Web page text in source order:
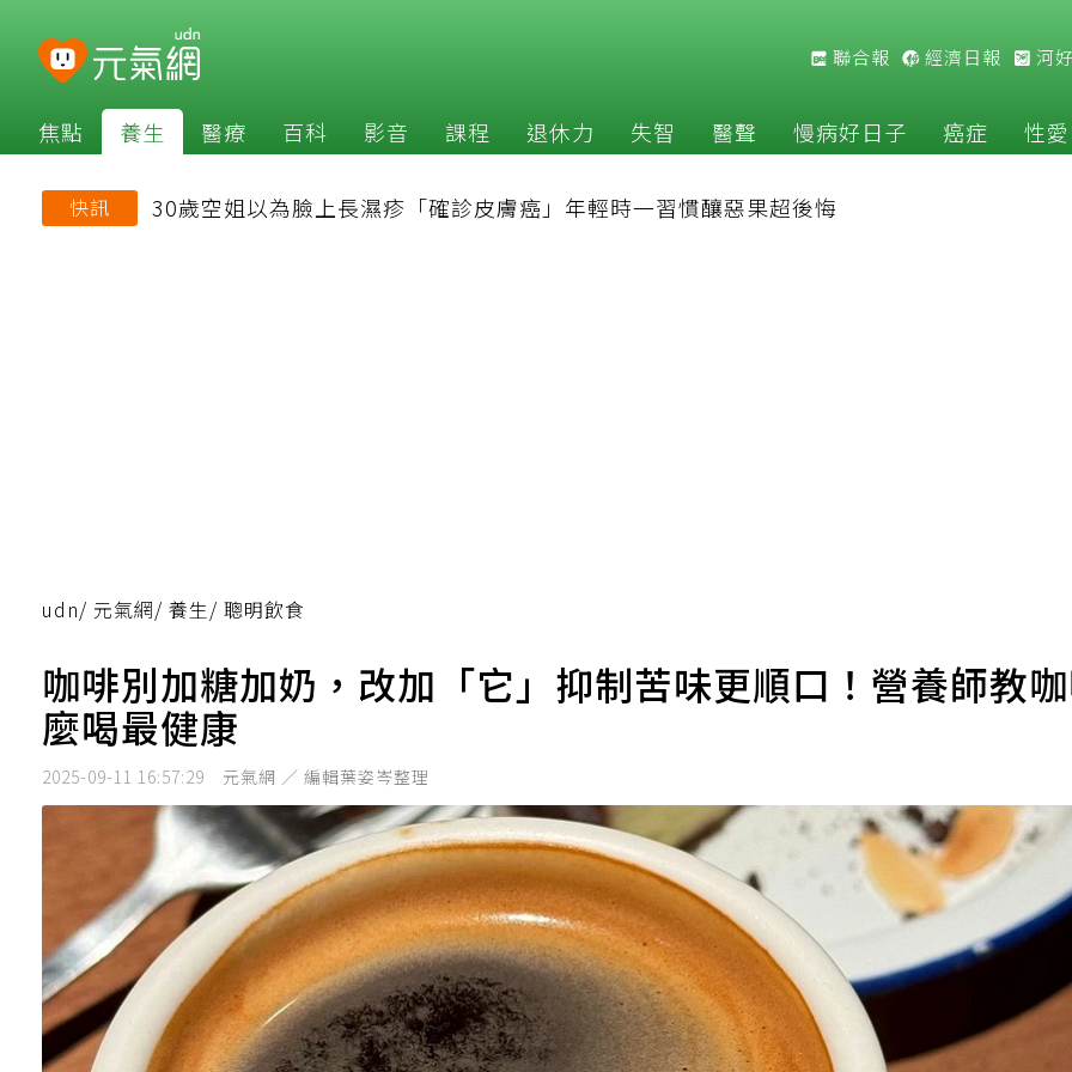
聯合報 經濟日報 河
焦點 養生 醫療 百科 影音 課程 退休力 失智 醫聲 慢病好日子 癌症 性愛
快訊 30歲空姐以為臉上長濕疹「確診皮膚癌」年輕時一習慣釀惡果超後悔
udn/ 元氣網/ 養生/ 聰明飲食
咖啡別加糖加奶，改加「它」抑制苦味更順口！營養師教
麼喝最健康
2025-09-11 16:57:29 元氣網 ／ 編輯葉姿岑整理